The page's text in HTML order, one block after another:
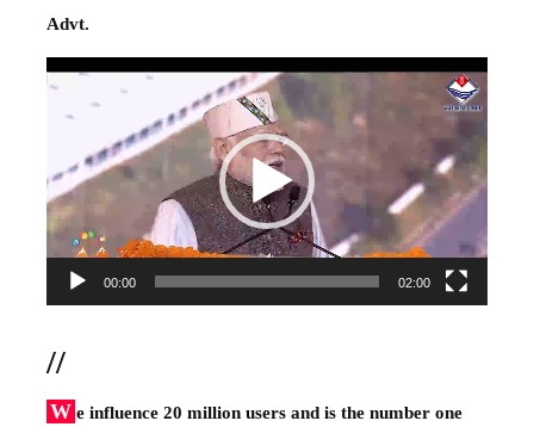
Advt.
Video
00:00 02:00
//
W e influence 20 million users and is the number one